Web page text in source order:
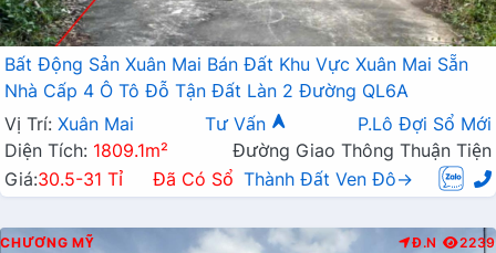
Bất Động Sản Xuân Mai Bán Đất Khu Vực Xuân Mai Sẵn
Nhà Cấp 4 Ô Tô Đỗ Tận Đất Làn 2 Đường QL6A
Vị Trí: Xuân Mai Tư Vấn
P.Lô Đợi Sổ Mới
Diện Tích: 1809.1m²
Đường Giao Thông Thuận Tiện
Giá:30.5-31 Tỉ Đã Có Sổ Thành Đất Ven Đô→
CHƯƠNG MỸ Đ.N 2239